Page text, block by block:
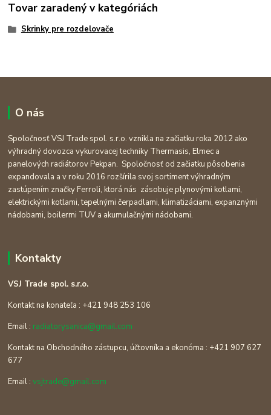
Tovar zaradený v kategóriách
Skrinky pre rozdelovače
O nás
Spoločnosť VSJ Trade spol. s.r.o. vznikla na začiatku roka 2012 ako
výhradný dovozca vykurovacej techniky Thermasis, Elmec a
panelových radiátorov Pekpan. Spoločnosť od začiatku pôsobenia
expandovala a v roku 2016 rozšírila svoj sortiment výhradným
zastúpením značky Ferroli, ktorá nás zásobuje plynovými kotlami,
elektrickými kotlami, tepelnými čerpadlami, klimatizáciami, expanznými
nádobami, boilermi TUV a akumulačnými nádobami.
Kontakty
VSJ Trade spol. s.r.o.
Kontakt na konateľa : +421 948 253 106
Email : radiatorysanica@gmail.com
Kontakt na Obchodného zástupcu, účtovníka a ekonóma : +421 907 627
677
Email :vsjtrade@gmail.com